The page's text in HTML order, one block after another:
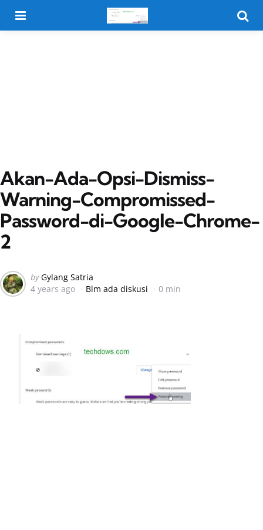
Akan-Ada-Opsi-Dismiss-
Warning-Compromissed-
Password-di-Google-Chrome-
2
Posted
by
by Gylang Satria
4 years ago
Blm ada diskusi 0 min